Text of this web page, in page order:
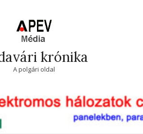
krónika
A polgári oldal